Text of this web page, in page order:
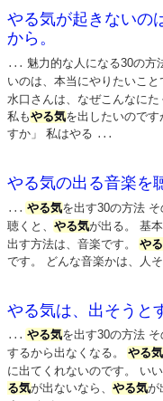
やる気が起きないの
から。
... 魅力的な人になる30の方
いのは、本当にやりたいこ
水口さんは、なぜこんなにた
私もやる気を出したいので
すか」 私はやる ...
やる気の出る音楽を
... やる気を出す30の方法
聴くと、やる気が出る。 基
出す方法は、音楽です。や
です。 どんな音楽かは、人
やる気は、出そうと
... やる気を出す30の方法 そ
するから出なくなる。 やる気
に出てくれないのです。 い
る気が出ないなら、 やる気が